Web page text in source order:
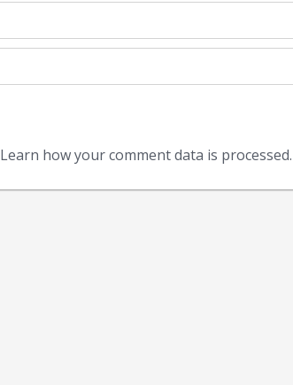
Learn how your comment data is processed.